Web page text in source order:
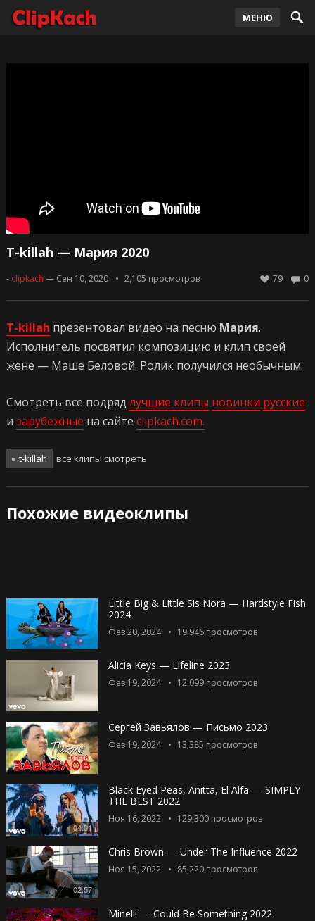
МЕНЮ
T-killah — Мария 2020
- clipkach — Сен 10, 2020 2,105 просмотров 0
79
T-killah презентовал видео на песню Мария.
Исполнитель посвятил композицию и клип своей
жене — Маше Беловой. Ролик получился необычным.
Смотреть все подряд лучшие клипы новинки русские
и зарубежные на сайте clipkach.com.
t-killah все клипы смотреть
Похожие видеоклипы
Little Big & Little Sis Nora — Hardstyle Fish
2024
Фев 20, 2024 19,946просмотров
Alicia Keys — Lifeline 2023
Фев 19, 2024 12,099просмотров
Сергей Завьялов — Письмо 2023
Фев 19, 2024 13,385 просмотров
04:01
Black Eyed Peas, Anitta, El Alfa — SIMPLY
THE BEST 2022
Ноя 16, 2022 129,300просмотров
02:57
Chris Brown — Under The Influence 2022
Ноя 15, 2022 85,220просмотров
Minelli — Could Be Something 2022